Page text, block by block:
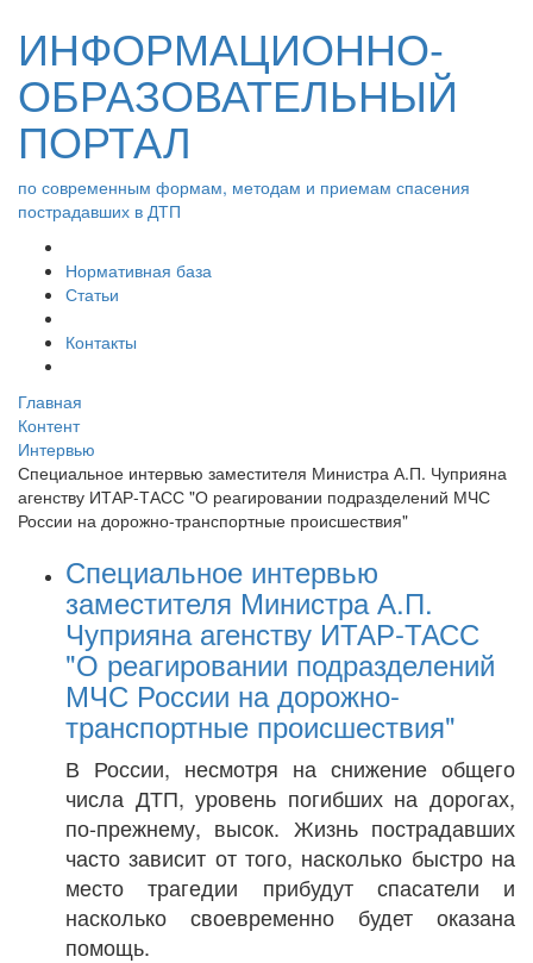
ИНФОРМАЦИОННО-
ОБРАЗОВАТЕЛЬНЫЙ
ПОРТАЛ
по современным формам, методам и приемам спасения
пострадавших в ДТП
Нормативная база
Статьи
Контакты
Главная
Контент
Интервью
Специальное интервью заместителя Министра А.П. Чуприяна
агенству ИТАР-ТАСС "О реагировании подразделений МЧС
России на дорожно-транспортные происшествия"
Специальное интервью
заместителя Министра А.П.
Чуприяна агенству ИТАР-ТАСС
"О реагировании подразделений
МЧС России на дорожно-
транспортные происшествия"
В России, несмотря на снижение общего
числа ДТП, уровень погибших на дорогах,
по-прежнему, высок. Жизнь пострадавших
часто зависит от того, насколько быстро на
место трагедии прибудут спасатели и
насколько своевременно будет оказана
помощь.